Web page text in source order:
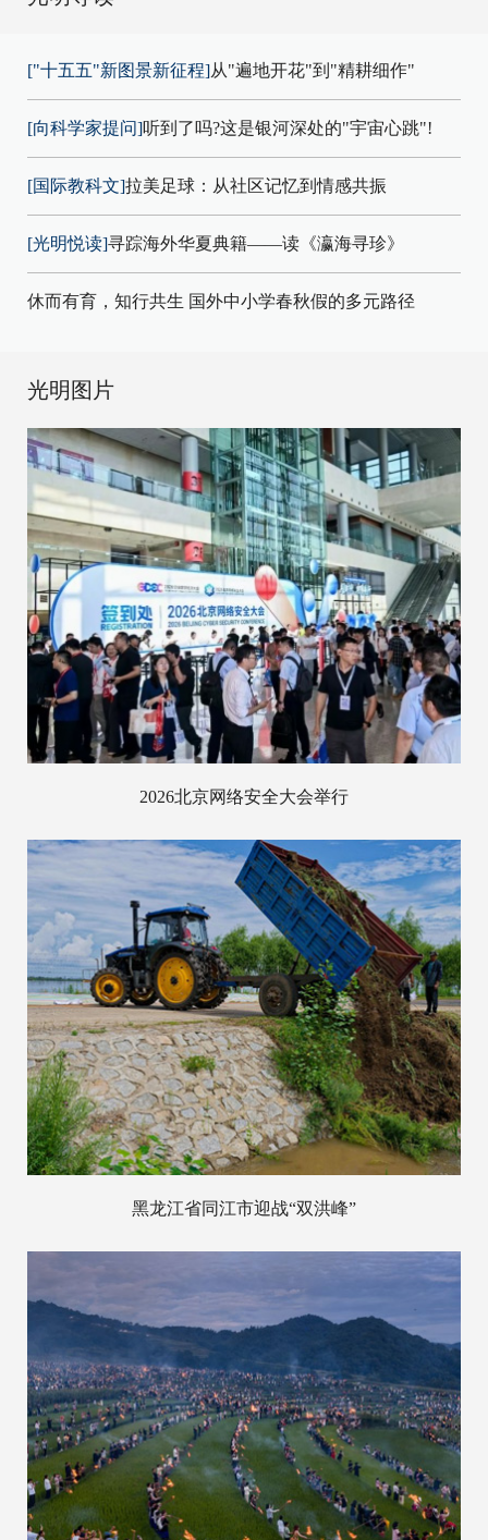
["十五五"新图景新征程]从"遍地开花"到"精耕细作"
[向科学家提问]听到了吗?这是银河深处的"宇宙心跳"!
[国际教科文]拉美足球：从社区记忆到情感共振
[光明悦读]寻踪海外华夏典籍——读《瀛海寻珍》
休而有育，知行共生 国外中小学春秋假的多元路径
光明图片
2026北京网络安全大会举行
黑龙江省同江市迎战“双洪峰”